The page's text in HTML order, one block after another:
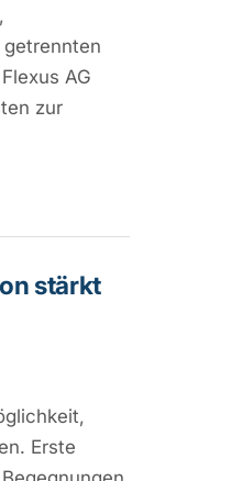
AG
zur
stärkt
Erste